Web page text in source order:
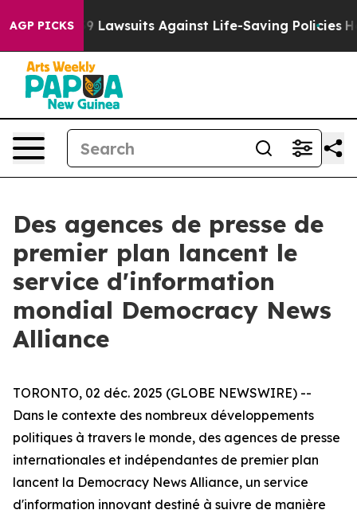
AGP PICKS239 Lawsuits Against Life-Saving Policies He’s
Des agences de presse de
premier plan lancent le
service d'information
mondial Democracy News
Alliance
TORONTO, 02 déc. 2025 (GLOBE NEWSWIRE) --
Dans le contexte des nombreux développements
politiques à travers le monde, des agences de presse
internationales et indépendantes de premier plan
lancent la Democracy News Alliance, un service
d'information innovant destiné à suivre de manière